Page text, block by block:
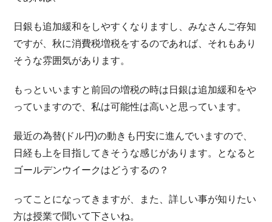
日銀も追加緩和をしやすくなりますし、みなさんご存知
ですが、秋に消費税増税をするのであれば、それもあり
そうな雰囲気があります。
もっといいますと前回の増税の時は日銀は追加緩和をや
っていますので、私は可能性は高いと思っています。
最近の為替(ドル円)の動きも円安に進んでいますので、
日経も上を目指してきそうな感じがあります。となると
ゴールデンウイークはどうするの？
ってことになってきますが、また、詳しい事が知りたい
方は授業で聞いて下さいね。